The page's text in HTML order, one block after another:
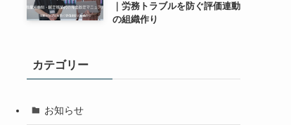
｜労務トラブルを防ぐ評価連動
の組織作り
カテゴリー
お知らせ